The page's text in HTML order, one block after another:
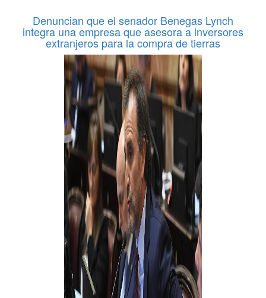
Denuncian que el senador Benegas Lynch
integra una empresa que asesora a inversores
extranjeros para la compra de tierras